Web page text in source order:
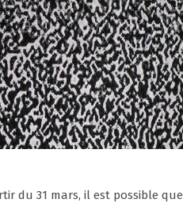
du 31 mars, il est possible que